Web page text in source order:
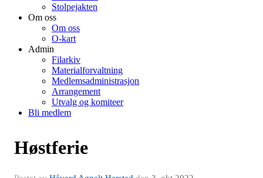
Stolpejakten
Om oss
Om oss
O-kart
Admin
Filarkiv
Materialforvaltning
Medlemsadministrasjon
Arrangement
Utvalg og komiteer
Bli medlem
Høstferie